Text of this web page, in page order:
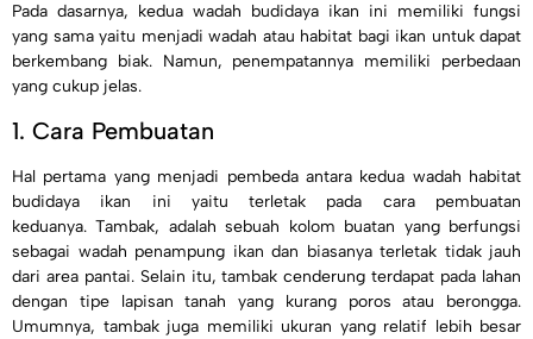
Pada dasarnya, kedua wadah budidaya ikan ini memiliki fungsi
yang sama yaitu menjadi wadah atau habitat bagi ikan untuk dapat
berkembang biak. Namun, penempatannya memiliki perbedaan
yang cukup jelas.
1. Cara Pembuatan
Hal pertama yang menjadi pembeda antara kedua wadah habitat
budidaya ikan ini yaitu terletak pada cara pembuatan
keduanya. Tambak, adalah sebuah kolom buatan yang berfungsi
sebagai wadah penampung ikan dan biasanya terletak tidak jauh
dari area pantai. Selain itu, tambak cenderung terdapat pada lahan
dengan tipe lapisan tanah yang kurang poros atau berongga.
Umumnya, tambak juga memiliki ukuran yang relatif lebih besar